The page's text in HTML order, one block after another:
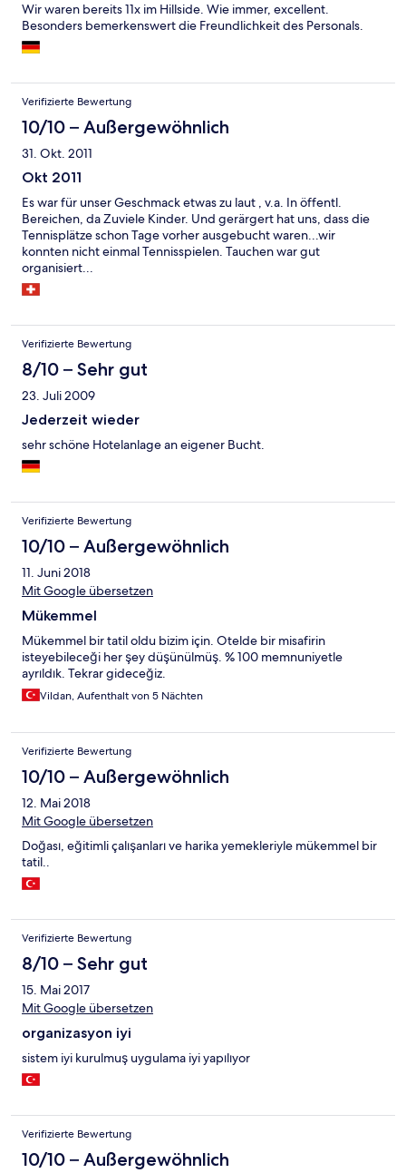
Wir waren bereits 11x im Hillside. Wie immer, excellent.
Besonders bemerkenswert die Freundlichkeit des Personals.
Verifizierte Bewertung
10/10 – Außergewöhnlich
31. Okt. 2011
Okt 2011
Es war für unser Geschmack etwas zu laut , v.a. In öffentl.
Bereichen, da Zuviele Kinder. Und gerärgert hat uns, dass die
Tennisplätze schon Tage vorher ausgebucht waren...wir
konnten nicht einmal Tennisspielen. Tauchen war gut
organisiert...
Verifizierte Bewertung
8/10 – Sehr gut
23. Juli 2009
Jederzeit wieder
sehr schöne Hotelanlage an eigener Bucht.
Verifizierte Bewertung
10/10 – Außergewöhnlich
11. Juni 2018
Mit Google übersetzen
Mükemmel
Mükemmel bir tatil oldu bizim için. Otelde bir misafirin
isteyebileceği her şey düşünülmüş. % 100 memnuniyetle
ayrıldık. Tekrar gideceğiz.
Vildan, Aufenthalt von 5 Nächten
Verifizierte Bewertung
10/10 – Außergewöhnlich
12. Mai 2018
Mit Google übersetzen
Doğası, eğitimli çalışanları ve harika yemekleriyle mükemmel bir
tatil..
Verifizierte Bewertung
8/10 – Sehr gut
15. Mai 2017
Mit Google übersetzen
organizasyon iyi
sistem iyi kurulmuş uygulama iyi yapılıyor
Verifizierte Bewertung
10/10 – Außergewöhnlich